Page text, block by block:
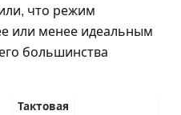
что режим
или менее идеальным
большинства
Тактовая